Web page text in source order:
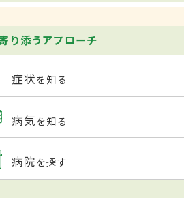
り添うアプローチ
症状を知る
病気を知る
病院を探す